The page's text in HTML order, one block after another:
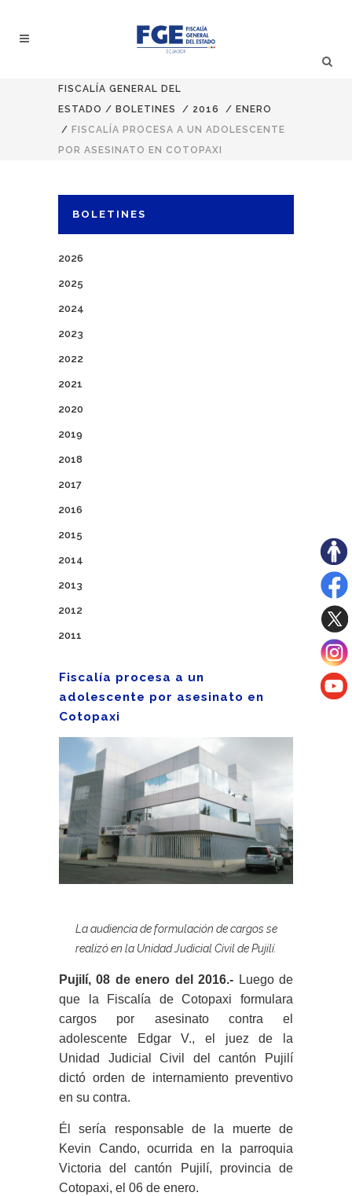
FISCALÍA GENERAL DEL
ESTADO / BOLETINES / 2016 / ENERO
/ FISCALÍA PROCESA A UN ADOLESCENTE
POR ASESINATO EN COTOPAXI
BOLETINES
2026
2025
2024
2023
2022
2021
2020
2019
2018
2017
2016
2015
2014
2013
2012
2011
Fiscalía procesa a un
adolescente por asesinato en
Cotopaxi
La audiencia de formulación de cargos se
realizó en la Unidad Judicial Civil de Pujilí.
Pujilí, 08 de enero del 2016.- Luego de
que la Fiscalía de Cotopaxi formulara
cargos por asesinato contra el
adolescente Edgar V., el juez de la
Unidad Judicial Civil del cantón Pujilí
dictó orden de internamiento preventivo
en su contra.
Él sería responsable de la muerte de
Kevin Cando, ocurrida en la parroquia
Victoria del cantón Pujilí, provincia de
Cotopaxi, el 06 de enero.